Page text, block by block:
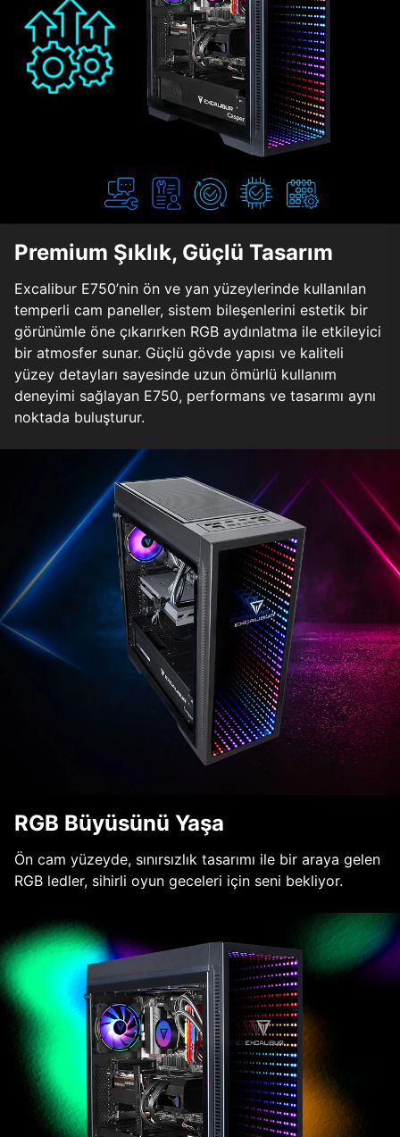
Premium Şıklık, Güçlü Tasarım
Excalibur E750’nin ön ve yan yüzeylerinde kullanılan
temperli cam paneller, sistem bileşenlerini estetik bir
görünümle öne çıkarırken RGB aydınlatma ile etkileyici
bir atmosfer sunar. Güçlü gövde yapısı ve kaliteli
yüzey detayları sayesinde uzun ömürlü kullanım
deneyimi sağlayan E750, performans ve tasarımı aynı
noktada buluşturur.
RGB Büyüsünü Yaşa
Ön cam yüzeyde, sınırsızlık tasarımı ile bir araya gelen
RGB ledler, sihirli oyun geceleri için seni bekliyor.